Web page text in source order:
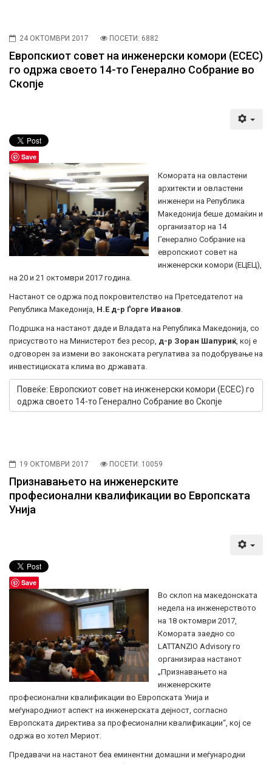
24 ОКТОМВРИ 2017 ПОСЕТИ: 6882
Европскиот совет на инженерски комори (ECEC)
го одржа своето 14-то Генерално Собрание во
Скопје
Save
Комората на овластени
архитекти и овластени
инженери на Република
Македонија беше домаќин и
организатор на 14
Генерално Собрание на
европскиот совет на
инженерски комори (ЕЦЕЦ),
на 20 и 21 октомври 2017 година.
Настанот се одржа под покровителство на Претседателот на
Република Македонија, Н.Е д-р Ѓорге Иванов.
Подршка на настанот даде и Владата на Република Македонија, со
присуството на Министерот без ресор, д-р Зоран Шапуриќ, кој е
одговорен за измени во законската регулатива за подобрување на
инвестициската клима во државата.
Повеќе: Европскиот совет на инженерски комори (ECEC) го
одржа своето 14-то Генерално Собрание во Скопје
19 ОКТОМВРИ 2017 ПОСЕТИ: 10059
Признавањето на инженерските
професионални квалификации во Европската
Унија
Save
Во склоп на македонската
недела на инженерството
на 18 октомври 2017,
Комората заедно со
LATTANZIO Advisory го
организираа настанот
„Признавањето на
инженерските
професионални квалификации во Европската Унија и
меѓународниот аспект на инженерската дејност, согласно
Европската директива за професионални квалификации“, кој се
одржа во хотел Мериот.
Предавачи на настанот беа еминентни домашни и меѓународни